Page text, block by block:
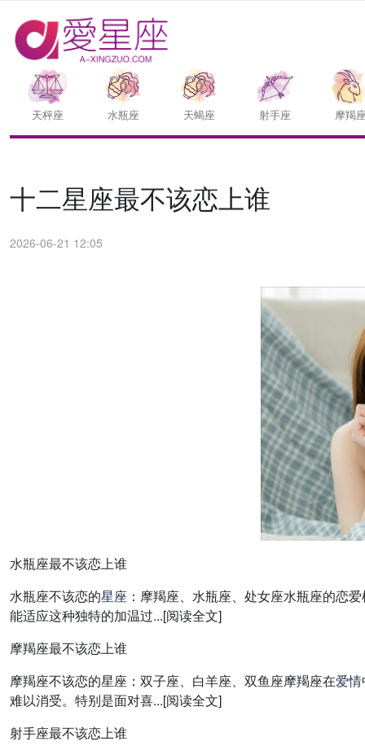
天枰座 水瓶座 天蝎座 射手座 摩羯
十二星座最不该恋上谁
2026-06-21 12:05
水瓶座最不该恋上谁
水瓶座不该恋的星座 ：摩羯座、水瓶座、处女座水瓶座的恋
能适应这种独特的加温过...[阅读全文]
摩羯座最不该恋上谁
摩羯座不该恋的星座：双子座、白羊座、双鱼座摩羯座在爱情
难以消受。特别是面对喜...[阅读全文]
射手座最不该恋上谁